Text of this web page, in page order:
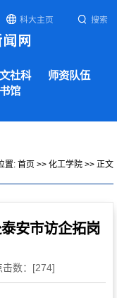
科大主页 搜索
社科
师资队伍
馆
置: 首页 >> 化工学院 >> 正文
安市访企拓岗
击数：[274]